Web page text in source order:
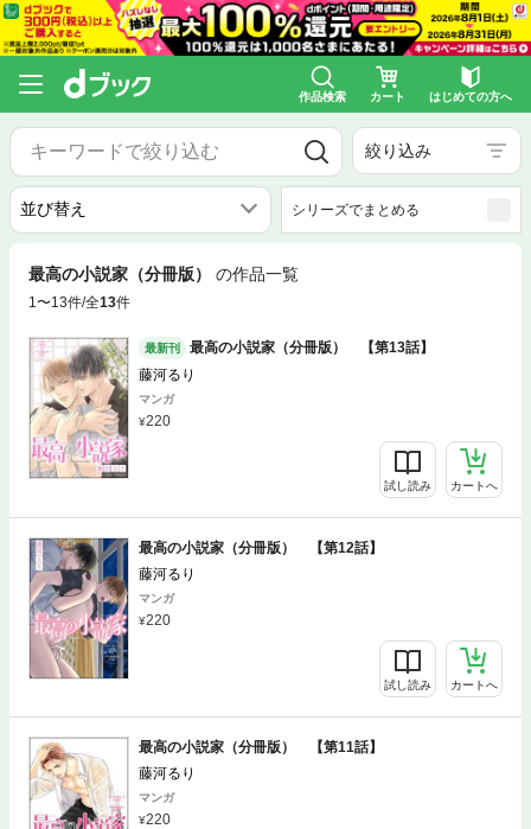
作品検索 カート はじめての方へ
絞り込み
シリーズでまとめる
最高の小説家（分冊版） の作品一覧
1〜13件/全13件
最新刊
最高の小説家（分冊版） 【第13話】
藤河るり
マンガ
220
試し読み カートへ
最高の小説家（分冊版） 【第12話】
藤河るり
マンガ
220
試し読み カートへ
最高の小説家（分冊版） 【第11話】
藤河るり
マンガ
220